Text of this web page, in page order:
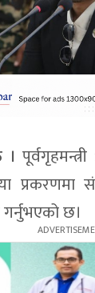
।पूर्वगृहमन्त्री
प्रकरणमा
गर्नुभएको छ।